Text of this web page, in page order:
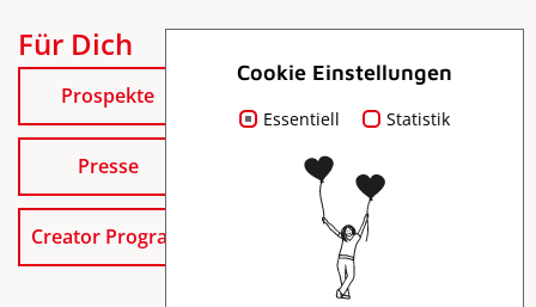
Für Dich
Prospekte
Presse
Creator Program
Cookie Einstellungen
Essentiell Statistik